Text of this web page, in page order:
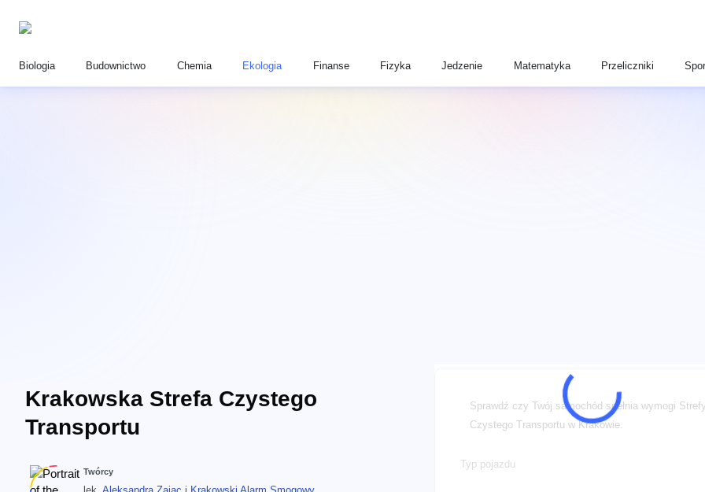
Biologia Budownictwo Chemia Ekologia Finanse Fizyka Jedzenie Matematyka Przeliczniki
Krakowska Strefa Czystego
Transportu
Sprawdź czy Twój samochód spełnia wymogi
Czystego Transportu w Krakowie.
Typ pojazdu
Twórcy